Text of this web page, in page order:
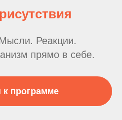
Реакции.
прямо в себе.
к программе